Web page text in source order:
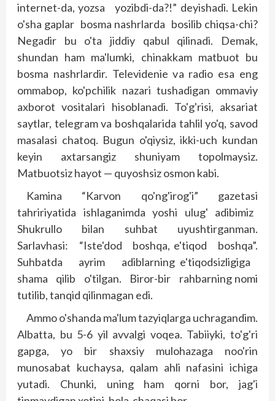
internet-da, yozsa yozibdi-da?!” de­yishadi. Lekin
o'sha gap­lar bosma nashrlarda bosilib chiqsa-chi?
Negadir bu o'ta jiddiy qabul qilinadi. Demak,
shundan ham ma'lumki, chinakkam matbuot bu
bosma nashrlardir. Televidenie va radio esa eng
ommabop, ko'pchilik nazari tushadigan ommaviy
axborot vositalari hisoblanadi. To'g'risi, aksariat
saytlar, telegram va boshqalarida tahlil yo'q, savod
masalasi chatoq. Bugun o'qiysiz, ikki-uch kundan
keyin axtarsangiz shuniyam topolmaysiz.
Matbuotsiz hayot — quyoshsiz osmon kabi.
Kamina “Karvon qo'ng'irog'i” gazetasi
tahririyatida ishlaganimda yoshi ulug' adibimiz
Shuk­rullo bilan suhbat uyushtirganman.
Sarlavhasi: “Iste'dod boshqa, e'tiqod boshqa”.
Suhbatda ayrim adiblarning e'tiqodsizligiga
shama qilib o'tilgan. Biror-bir rahbarning nomi
tutilib, tanqid qilinmagan edi.
Ammo o'shanda ma'lum tazyiqlarga uchragandim.
Albatta, bu 5-6 yil avvalgi voqea. Tabiiyki, to'g'ri
gapga, yo bir shaxsiy mulohazaga noo'rin
munosabat kuchaysa, qalam ahli nafasini ichiga
yutadi. Chunki, uning ham qorni bor, jag'i